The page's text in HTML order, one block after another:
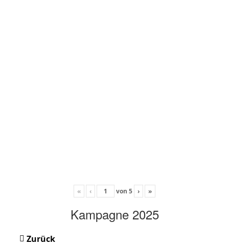
« ‹ von 5 › »
Kampagne 2025
Zurück